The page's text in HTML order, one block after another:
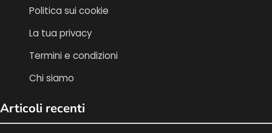
Politica sui cookie
La tua privacy
Termini e condizioni
Chi siamo
Articoli recenti